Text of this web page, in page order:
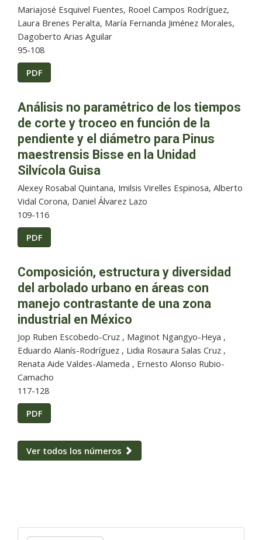
Mariajosé Esquivel Fuentes, Rooel Campos Rodríguez,
Laura Brenes Peralta, María Fernanda Jiménez Morales,
Dagoberto Arias Aguilar
95-108
PDF
Análisis no paramétrico de los tiempos
de corte y troceo en función de la
pendiente y el diámetro para Pinus
maestrensis Bisse en la Unidad
Silvícola Guisa
Alexey Rosabal Quintana, Imilsis Virelles Espinosa, Alberto
Vidal Corona, Daniel Álvarez Lazo
109-116
PDF
Composición, estructura y diversidad
del arbolado urbano en áreas con
manejo contrastante de una zona
industrial en México
Jop Ruben Escobedo-Cruz , Maginot Ngangyo-Heya ,
Eduardo Alanís-Rodríguez , Lidia Rosaura Salas Cruz ,
Renata Aide Valdes-Alameda , Ernesto Alonso Rubio-
Camacho
117-128
PDF
Ver todos los números